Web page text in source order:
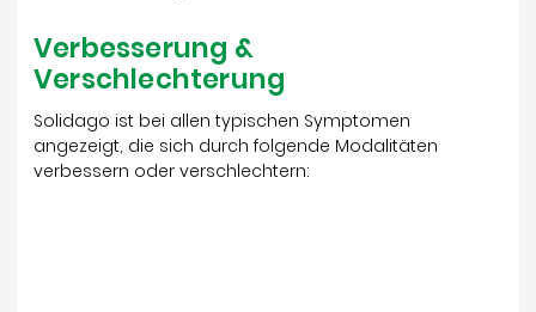
Verbesserung &
Verschlechterung
Solidago ist bei allen typischen Symptomen
angezeigt, die sich durch folgende Modalitäten
verbessern oder verschlechtern: